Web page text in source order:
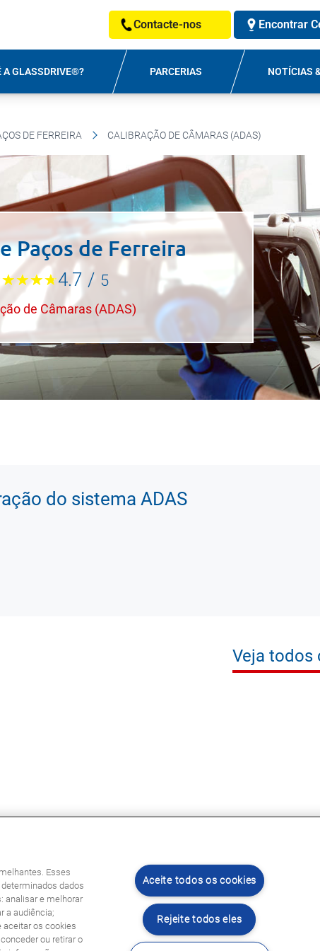
Contacte-nos Encontrar
A GLASSDRIVE®? PARCERIAS NOTÍCIAS
DE FERREIRA CALIBRAÇÃO DE CÂMARAS (ADAS)
Paços de Ferreira
4.7 / 5
de Câmaras (ADAS)
do sistema ADAS
Veja todos
Esses
dados
analisar e melhorar
a audiência;
aceitar os cookies
ou retirar o
Aceite todos os cookies
Rejeite todos eles